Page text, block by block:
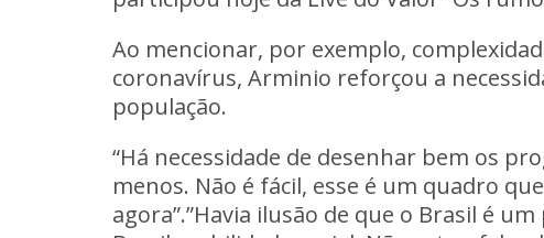
Ao mencionar, por exemplo,
coronavírus, Arminio reforçou a
população.
“Há necessidade de desenhar bem os
menos. Não é fácil, esse é um quadro
agora”.”Havia ilusão de que o Brasil é